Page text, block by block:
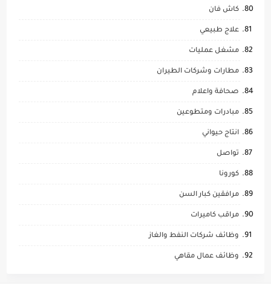
كاش فان
علاج طبيعي
مشغل عمليات
مطارات وشركات الطيران
صحافة واعلام
مبادرات ومتطوعين
انتاج حيواني
تواصل
كورونا
مرافقين كبار السن
مراقب كاميرات
وظائف شركات النفط والغاز
وظائف عمال مقاهي